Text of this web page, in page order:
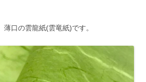
口の雲龍紙(雲竜紙)です。